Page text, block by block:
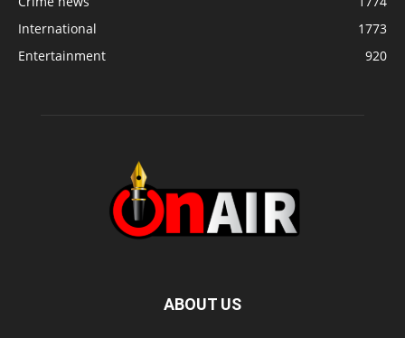
International
1773
Entertainment
920
ABOUT US